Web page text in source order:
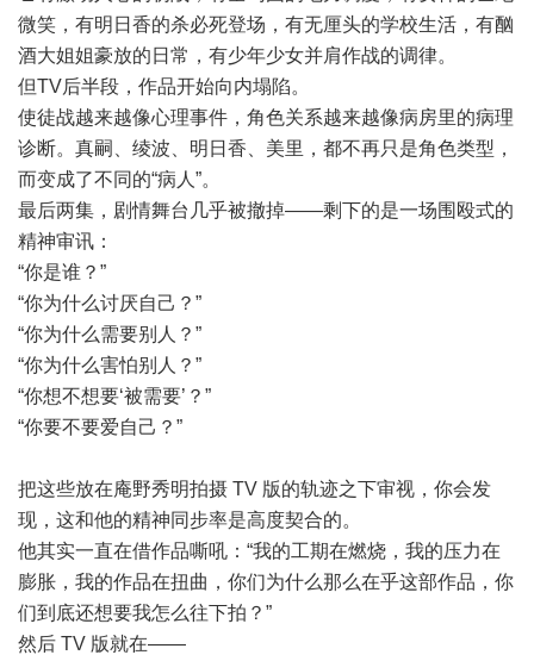
微笑，有明日香的杀必死登场，有无厘头的学校生活，有酗
酒大姐姐豪放的日常，有少年少女并肩作战的调律。
但TV后半段，作品开始向内塌陷。
使徒战越来越像心理事件，角色关系越来越像病房里的病理
诊断。真嗣、绫波、明日香、美里，都不再只是角色类型，
而变成了不同的“病人”。
最后两集，剧情舞台几乎被撤掉——剩下的是一场围殴式的
精神审讯：
“你是谁？”
“你为什么讨厌自己？”
“你为什么需要别人？”
“你为什么害怕别人？”
“你想不想要‘被需要’？”
“你要不要爱自己？”
把这些放在庵野秀明拍摄 TV 版的轨迹之下审视，你会发
现，这和他的精神同步率是高度契合的。
他其实一直在借作品嘶吼：“我的工期在燃烧，我的压力在
膨胀，我的作品在扭曲，你们为什么那么在乎这部作品，你
们到底还想要我怎么往下拍？”
然后 TV 版就在——